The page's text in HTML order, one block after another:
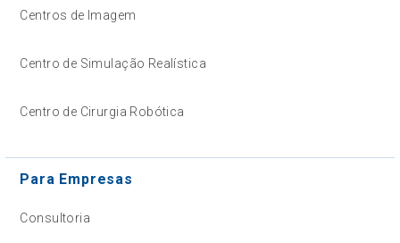
Centros de Imagem
Centro de Simulação Realística
Centro de Cirurgia Robótica
Para Empresas
Consultoria